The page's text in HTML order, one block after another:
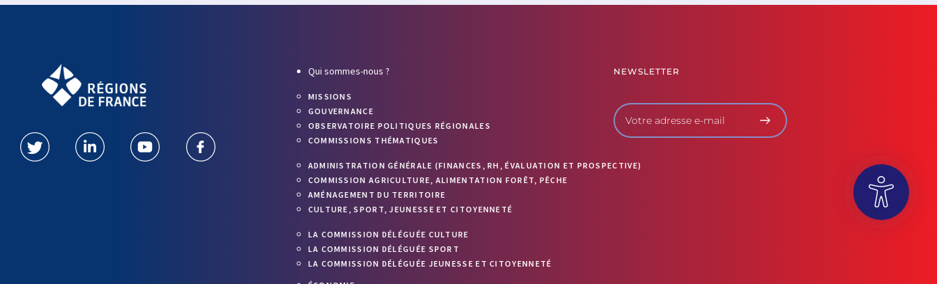
Qui sommes-nous ?
MISSIONS
GOUVERNANCE
OBSERVATOIRE POLITIQUES RÉGIONALES
COMMISSIONS THÉMATIQUES
ADMINISTRATION GÉNÉRALE (FINANCES, RH, ÉVALUATION ET PROSPECTIVE)
COMMISSION AGRICULTURE, ALIMENTATION FORÊT, PÊCHE
AMÉNAGEMENT DU TERRITOIRE
CULTURE, SPORT, JEUNESSE ET CITOYENNETÉ
LA COMMISSION DÉLÉGUÉE CULTURE
LA COMMISSION DÉLÉGUÉE SPORT
LA COMMISSION DÉLÉGUÉE JEUNESSE ET CITOYENNETÉ
NEWSLETTER